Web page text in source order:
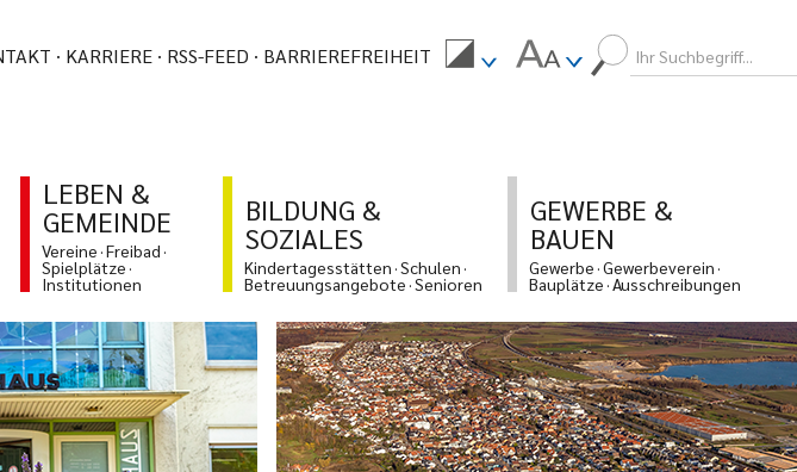
KARRIERE RSS-FEED BARRIEREFREIHEIT
LEBEN &
GEMEINDE
Vereine Freibad
Spielplätze
Institutionen
BILDUNG &
SOZIALES
Kindertagesstätten Schulen
Betreuungsangebote Senioren
GEWERBE &
BAUEN
Gewerbe Gewerbeverein
Bauplätze Ausschreibungen